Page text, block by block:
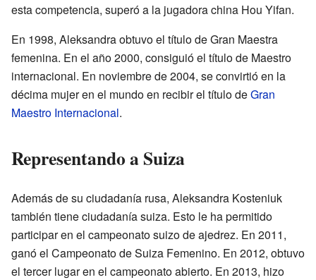
esta competencia, superó a la jugadora china Hou Yifan.
En 1998, Aleksandra obtuvo el título de Gran Maestra
femenina. En el año 2000, consiguió el título de Maestro
internacional. En noviembre de 2004, se convirtió en la
décima mujer en el mundo en recibir el título deGran
Maestro Internacional.
Representando a Suiza
Además de su ciudadanía rusa, Aleksandra Kosteniuk
también tiene ciudadanía suiza. Esto le ha permitido
participar en el campeonato suizo de ajedrez. En 2011,
ganó el Campeonato de Suiza Femenino. En 2012, obtuvo
el tercer lugar en el campeonato abierto. En 2013, hizo